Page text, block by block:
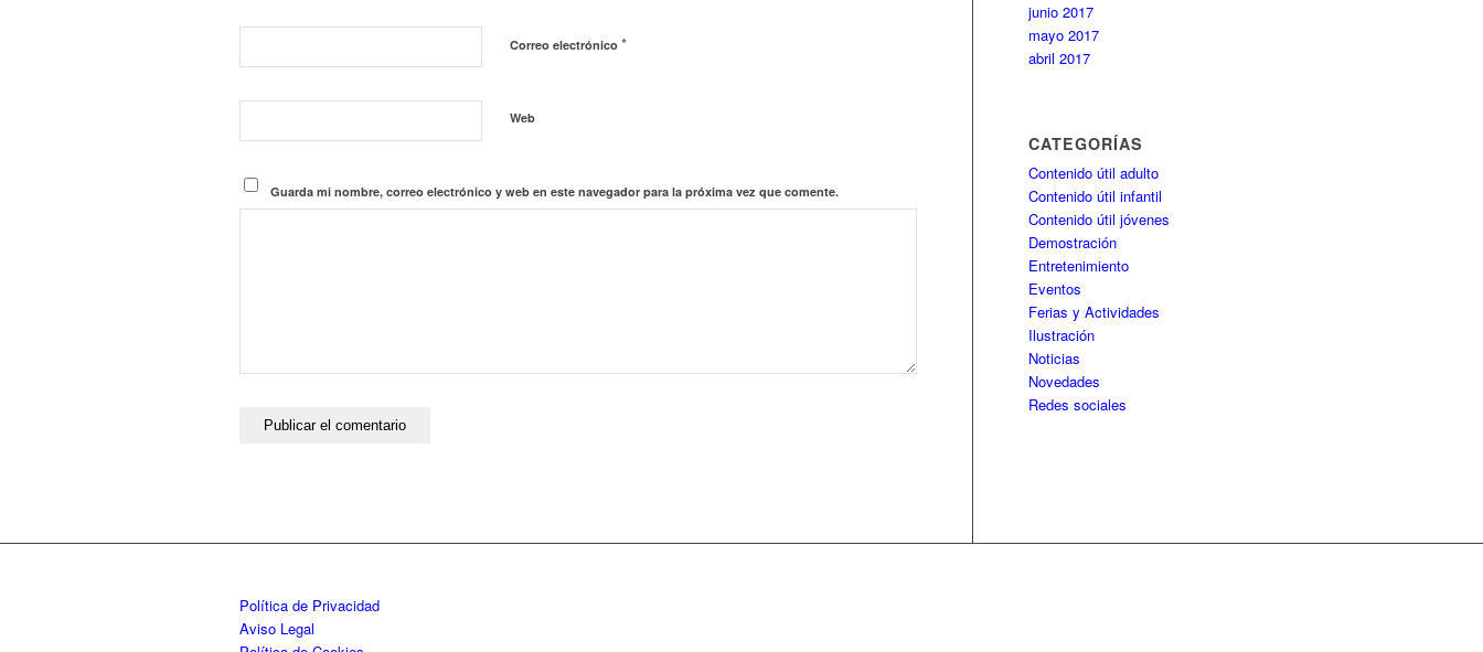
Correo electrónico *
Web
Guarda mi nombre, correo electrónico y web en este navegador para la próxima vez que comente.
junio 2017
mayo 2017
abril 2017
CATEGORÍAS
Contenido útil adulto
Contenido útil infantil
Contenido útil jóvenes
Demostración
Entretenimiento
Eventos
Ferias y Actividades
Ilustración
Noticias
Novedades
Redes sociales
Política de Privacidad
Aviso Legal